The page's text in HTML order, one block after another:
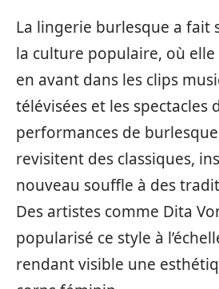
La lingerie burlesque a fait
la culture populaire, où
en avant dans les clips
télévisées et les spectacles
performances de
revisitent des classiques,
nouveau souffle à des
Des artistes comme Dita
popularisé ce style à
rendant visible une